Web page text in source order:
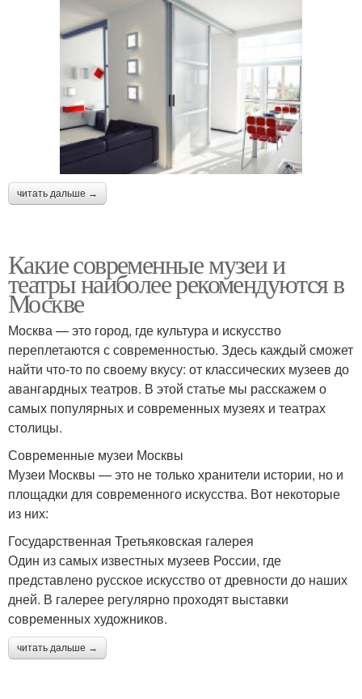
читать дальше →
Какие современные музеи и
театры наиболее рекомендуются в
Москве
Москва — это город, где культура и искусство
переплетаются с современностью. Здесь каждый сможет
найти что-то по своему вкусу: от классических музеев до
авангардных театров. В этой статье мы расскажем о
самых популярных и современных музеях и театрах
столицы.
Современные музеи Москвы
Музеи Москвы — это не только хранители истории, но и
площадки для современного искусства. Вот некоторые
из них:
Государственная Третьяковская галерея
Один из самых известных музеев России, где
представлено русское искусство от древности до наших
дней. В галерее регулярно проходят выставки
современных художников.
читать дальше →